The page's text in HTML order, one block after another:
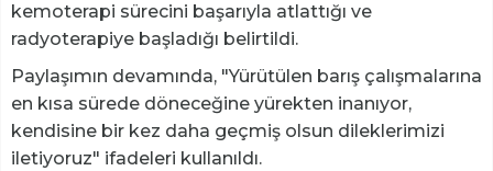
kemoterapi sürecini başarıyla atlattığı ve
radyoterapiye başladığı belirtildi.
Paylaşımın devamında, "Yürütülen barış çalışmalarına
en kısa sürede döneceğine yürekten inanıyor,
kendisine bir kez daha geçmiş olsun dileklerimizi
iletiyoruz" ifadeleri kullanıldı.